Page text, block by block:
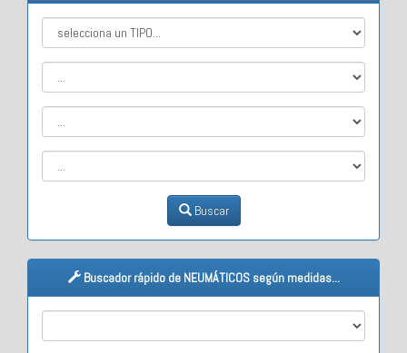
Buscar
Buscador rápido de NEUMÁTICOS según medidas...